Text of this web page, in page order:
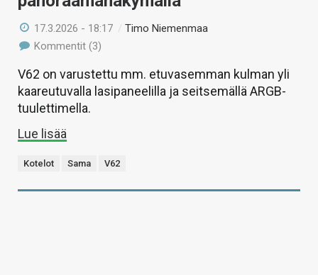
17.3.2026 - 18:17 /Timo Niemenmaa
Kommentit (3)
V62 on varustettu mm. etuvasemman kulman yli
kaareutuvalla lasipaneelilla ja seitsemällä ARGB-
tuulettimella.
Lue lisää
Kotelot Sama V62